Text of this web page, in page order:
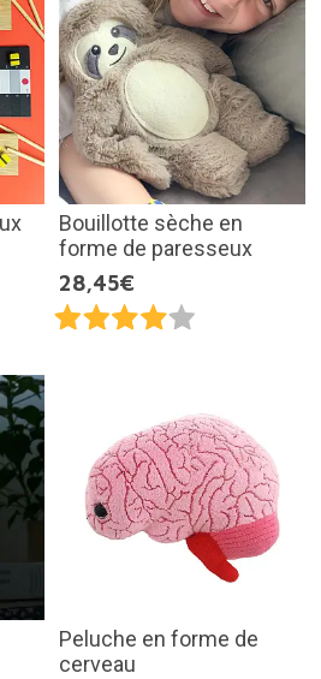
Bouillotte sèche en
forme de paresseux
28,45€
Peluche en forme de
cerveau